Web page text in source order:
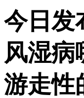
今日发
风湿病
游走性